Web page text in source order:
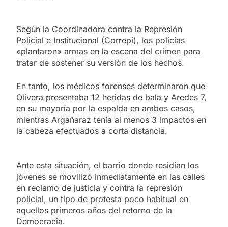
Según la Coordinadora contra la Represión
Policial e Institucional (Correpi), los policías
«plantaron» armas en la escena del crimen para
tratar de sostener su versión de los hechos.
En tanto, los médicos forenses determinaron que
Olivera presentaba 12 heridas de bala y Aredes 7,
en su mayoría por la espalda en ambos casos,
mientras Argañaraz tenía al menos 3 impactos en
la cabeza efectuados a corta distancia.
Ante esta situación, el barrio donde residían los
jóvenes se movilizó inmediatamente en las calles
en reclamo de justicia y contra la represión
policial, un tipo de protesta poco habitual en
aquellos primeros años del retorno de la
Democracia.